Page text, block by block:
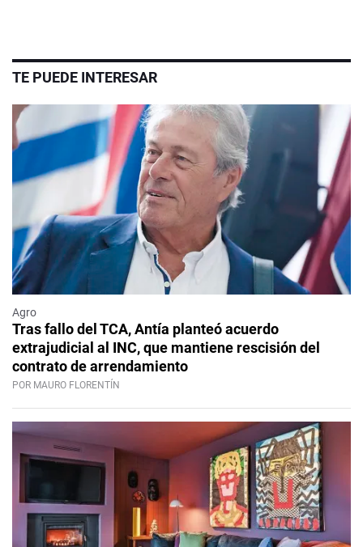
TE PUEDE INTERESAR
Agro
Tras fallo del TCA, Antía planteó acuerdo
extrajudicial al INC, que mantiene rescisión del
contrato de arrendamiento
POR MAURO FLORENTÍN